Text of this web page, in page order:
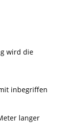
wird die
inbegriffen
langer